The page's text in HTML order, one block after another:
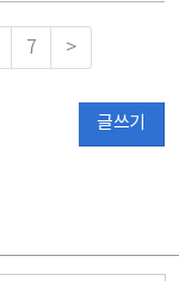
7 >
글쓰기